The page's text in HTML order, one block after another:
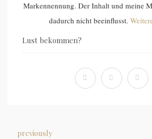
Markennennung. Der Inhalt und meine
dadurch nicht beeinflusst.
Lust bekommen?
previously